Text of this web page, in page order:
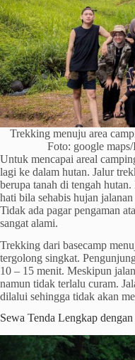
Trekking menuju area
Foto: google
Untuk mencapai areal
lagi ke dalam hutan. Jalur
berupa tanah di tengah
hati bila sehabis hujan
Tidak ada pagar pengaman
sangat alami.
Trekking dari basecamp
tergolong singkat.
10 – 15 menit. Meskipun
namun tidak terlalu curam.
dilalui sehingga tidak akan
Sewa Tenda Lengkap